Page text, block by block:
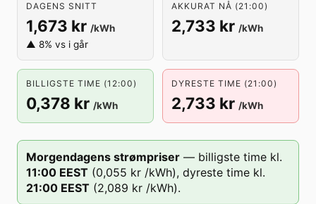
DAGENS SNITT
1,673 kr /kWh
▲ 8% vs i går
AKKURAT NÅ (21:00)
2,733 kr /kWh
BILLIGSTE TIME (12:00)
0,378 kr /kWh
DYRESTE TIME (21:00)
2,733 kr /kWh
Morgendagens strømpriser — billigste time kl.
11:00 EEST (0,055 kr /kWh), dyreste time kl.
21:00 EEST (2,089 kr /kWh).